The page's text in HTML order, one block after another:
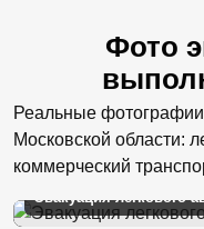
Фото
Реальные
Московской области:
коммерческий
Эвакуация легкового